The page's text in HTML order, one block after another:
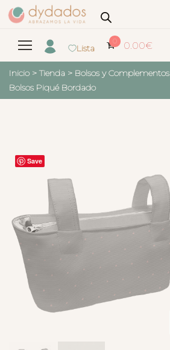
Lista
0 0.00€
Inicio > Tienda > Bolsos y Complementos
Bolsos Piqué Bordado
Save